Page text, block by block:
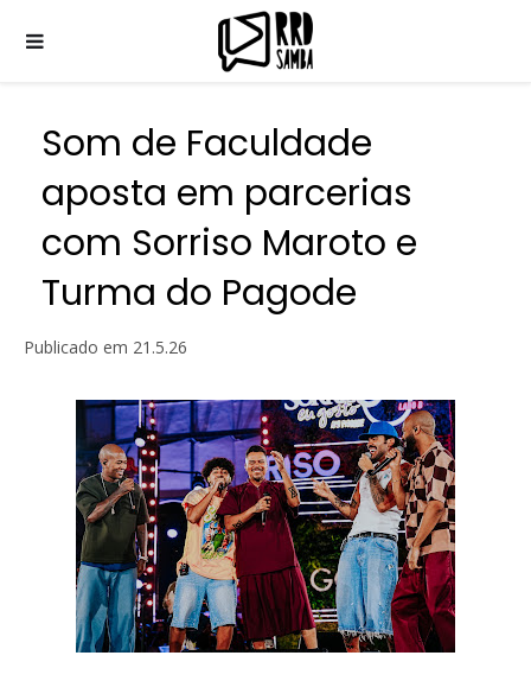
Som de Faculdade
aposta em parcerias
com Sorriso Maroto e
Turma do Pagode
Publicado em 21.5.26